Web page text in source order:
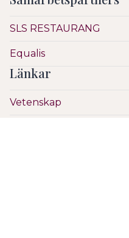
SLS RESTAURANG
Equalis
Länkar
Vetenskap